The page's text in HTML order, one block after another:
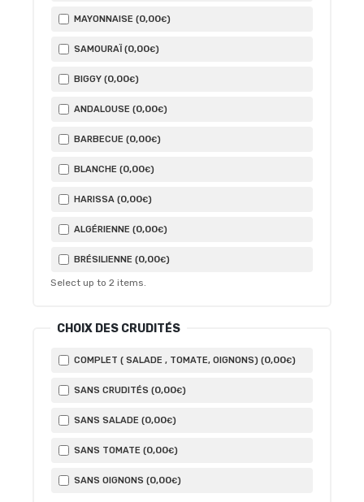
MAYONNAISE (0,00€)
SAMOURAÏ (0,00€)
BIGGY (0,00€)
ANDALOUSE (0,00€)
BARBECUE (0,00€)
BLANCHE (0,00€)
HARISSA (0,00€)
ALGÉRIENNE (0,00€)
BRÉSILIENNE (0,00€)
Select up to 2 items.
CHOIX DES CRUDITÉS
COMPLET ( SALADE , TOMATE, OIGNONS) (0,00€)
SANS CRUDITÉS (0,00€)
SANS SALADE (0,00€)
SANS TOMATE (0,00€)
SANS OIGNONS (0,00€)